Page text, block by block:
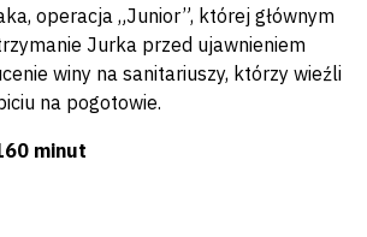
operacja „Junior”, której głównym
Jurka przed ujawnieniem
winy na sanitariuszy, którzy wieźli
na pogotowie.
minut